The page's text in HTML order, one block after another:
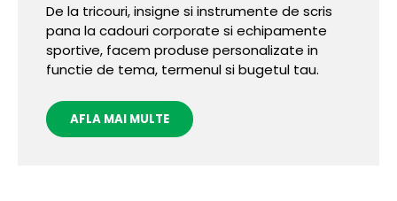
De la tricouri, insigne si instrumente de scris
pana la cadouri corporate si echipamente
sportive, facem produse personalizate in
functie de tema, termenul si bugetul tau.
AFLA MAI MULTE